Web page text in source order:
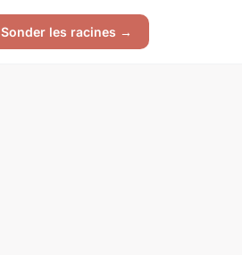
Sonder les racines →